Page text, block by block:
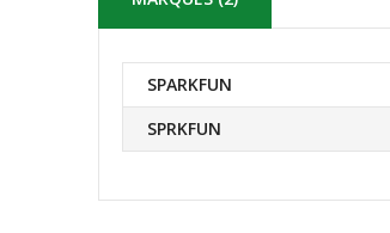
SPARKFUN
SPRKFUN